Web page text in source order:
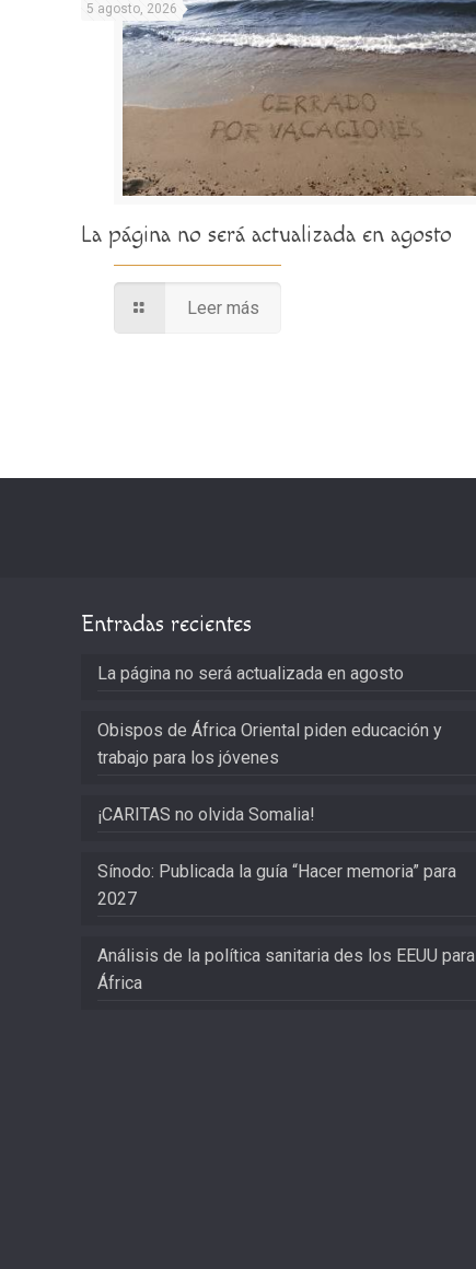
5 agosto, 2026
La página no será actualizada en agosto
Leer más
Entradas recientes
La página no será actualizada en agosto
Obispos de África Oriental piden educación y
trabajo para los jóvenes
¡CARITAS no olvida Somalia!
Sínodo: Publicada la guía “Hacer memoria” para
2027
Análisis de la política sanitaria des los EEUU para
África